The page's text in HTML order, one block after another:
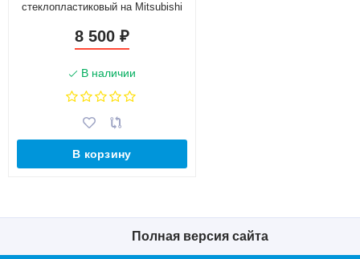
стеклопластиковый на Mitsubishi
8 500 ₽
В наличии
В корзину
Полная версия сайта